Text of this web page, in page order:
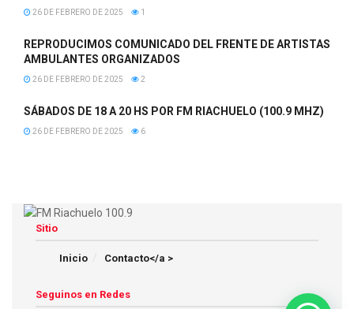
26 DE FEBRERO DE 2025 1
REPRODUCIMOS COMUNICADO DEL FRENTE DE ARTISTAS
AMBULANTES ORGANIZADOS
26 DE FEBRERO DE 2025 2
SÁBADOS DE 18 A 20 HS POR FM RIACHUELO (100.9 MHZ)
26 DE FEBRERO DE 2025 6
Sitio
Inicio Contacto</a >
Seguinos en Redes